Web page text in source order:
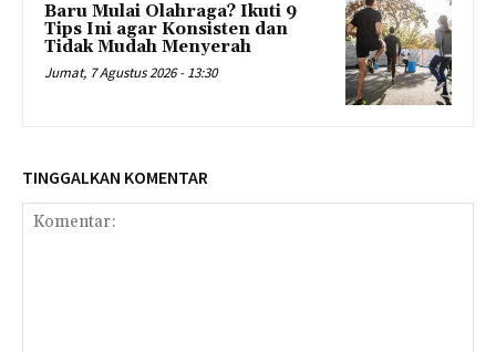
Baru Mulai Olahraga? Ikuti 9
Tips Ini agar Konsisten dan
Tidak Mudah Menyerah
Jumat, 7 Agustus 2026 - 13:30
TINGGALKAN KOMENTAR